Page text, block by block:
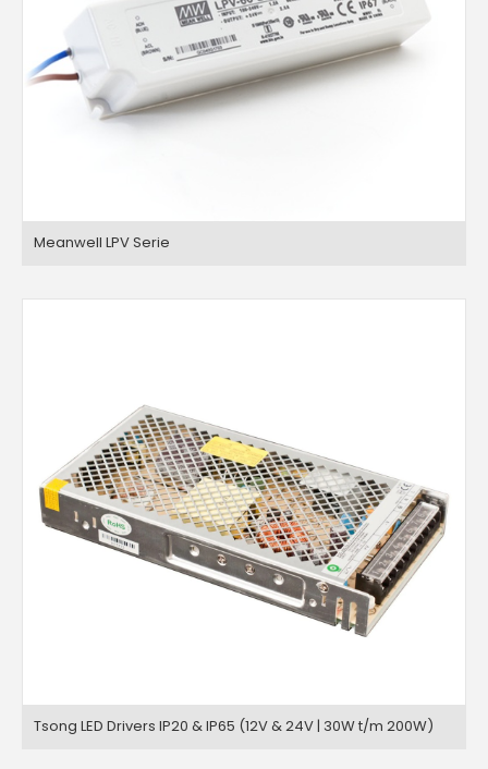
Meanwell LPV Serie
Tsong LED Drivers IP20 & IP65 (12V & 24V | 30W t/m 200W)